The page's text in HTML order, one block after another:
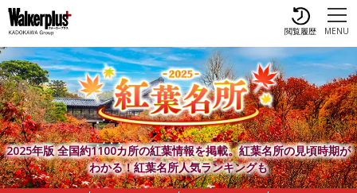
MENU
閲覧履歴
2025年版 全国約1100カ所の紅葉情報を掲載。紅葉名所の見頃時期が
わかる！紅葉名所人気ランキングも